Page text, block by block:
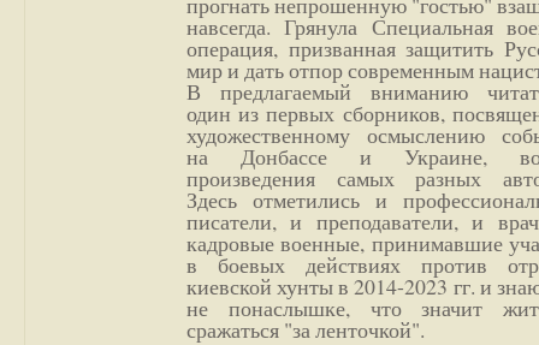
навсегда. Грянула Специальная
операция, призванная защитить
мир и дать отпор современным
В предлагаемый вниманию
один из первых сборников,
художественному осмыслению
на Донбассе и Украине,
произведения самых разных
Здесь отметились и
писатели, и преподаватели, и
кадровые военные, принимавшие
в боевых действиях против
киевской хунты в 2014-2023 гг. и
не понаслышке, что значит
сражаться "за ленточкой".